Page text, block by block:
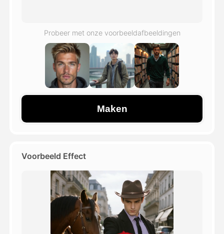
Bekijk alle sjablonen
Blog
Probeer met onze voorbeeldafbeeldingen
Maken
Voorbeeld Effect